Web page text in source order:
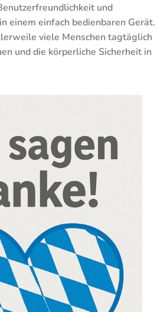
und
einem einfach bedienbaren Gerät.
viele Menschen tagtäglich
und die körperliche Sicherheit in